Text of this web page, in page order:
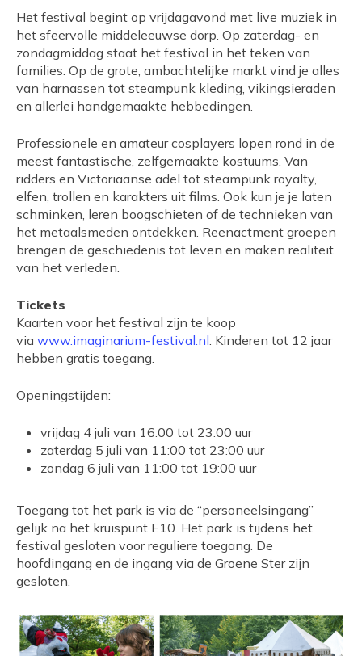
Het festival begint op vrijdagavond met live muziek in
het sfeervolle middeleeuwse dorp. Op zaterdag- en
zondagmiddag staat het festival in het teken van
families. Op de grote, ambachtelijke markt vind je alles
van harnassen tot steampunk kleding, vikingsieraden
en allerlei handgemaakte hebbedingen.
Professionele en amateur cosplayers lopen rond in de
meest fantastische, zelfgemaakte kostuums. Van
ridders en Victoriaanse adel tot steampunk royalty,
elfen, trollen en karakters uit films. Ook kun je je laten
schminken, leren boogschieten of de technieken van
het metaalsmeden ontdekken. Reenactment groepen
brengen de geschiedenis tot leven en maken realiteit
van het verleden.
Tickets
Kaarten voor het festival zijn te koop
via www.imaginarium-festival.nl. Kinderen tot 12 jaar
hebben gratis toegang.
Openingstijden:
vrijdag 4 juli van 16:00 tot 23:00 uur
zaterdag 5 juli van 11:00 tot 23:00 uur
zondag 6 juli van 11:00 tot 19:00 uur
Toegang tot het park is via de “personeelsingang”
gelijk na het kruispunt E10. Het park is tijdens het
festival gesloten voor reguliere toegang. De
hoofdingang en de ingang via de Groene Ster zijn
gesloten.